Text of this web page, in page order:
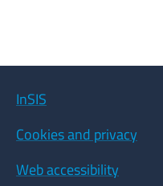
InSIS
Cookies and privacy
Web accessibility